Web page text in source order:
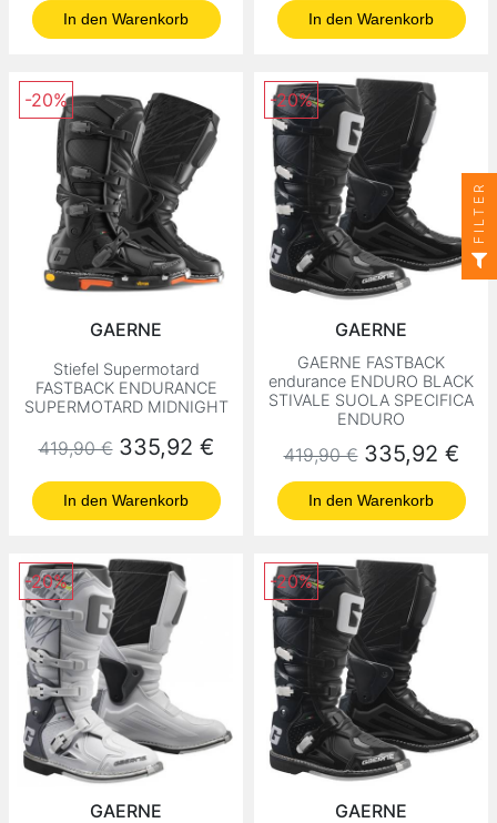
In den Warenkorb In den Warenkorb
GAERNE
Stiefel Supermotard
FASTBACK ENDURANCE
SUPERMOTARD MIDNIGHT
Normaler Preis
419,90 € Preis
335,92 €
In den Warenkorb
-20%
GAERNE
GAERNE FASTBACK
endurance ENDURO BLACK
STIVALE SUOLA SPECIFICA
ENDURO
Normaler Preis
419,90 € Preis
335,92 €
In den Warenkorb
-20%
GAERNE
-20%
GAERNE
-20%
FILTER